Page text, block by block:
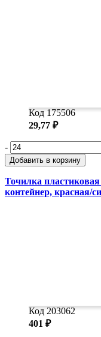
Код 175506
29,77 ₽
-
Добавить в корзину
Точилка
контейнер, красная/
Код 203062
401 ₽